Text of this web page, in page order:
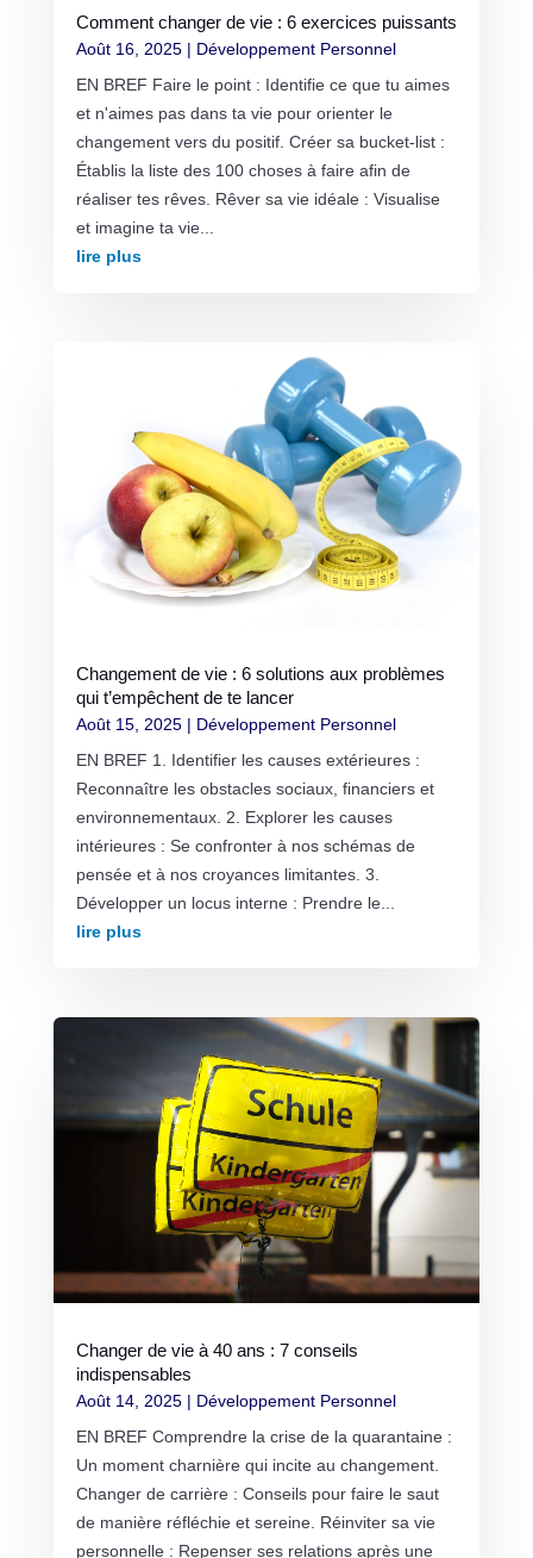
Comment changer de vie : 6 exercices puissants
Août 16, 2025| Développement Personnel
EN BREF Faire le point : Identifie ce que tu aimes
et n'aimes pas dans ta vie pour orienter le
changement vers du positif. Créer sa bucket-list :
Établis la liste des 100 choses à faire afin de
réaliser tes rêves. Rêver sa vie idéale : Visualise
et imagine ta vie...
lire plus
Changement de vie : 6 solutions aux problèmes
qui t’empêchent de te lancer
Août 15, 2025| Développement Personnel
EN BREF 1. Identifier les causes extérieures :
Reconnaître les obstacles sociaux, financiers et
environnementaux. 2. Explorer les causes
intérieures : Se confronter à nos schémas de
pensée et à nos croyances limitantes. 3.
Développer un locus interne : Prendre le...
lire plus
Changer de vie à 40 ans : 7 conseils
indispensables
Août 14, 2025| Développement Personnel
EN BREF Comprendre la crise de la quarantaine :
Un moment charnière qui incite au changement.
Changer de carrière : Conseils pour faire le saut
de manière réfléchie et sereine. Réinviter sa vie
personnelle : Repenser ses relations après une